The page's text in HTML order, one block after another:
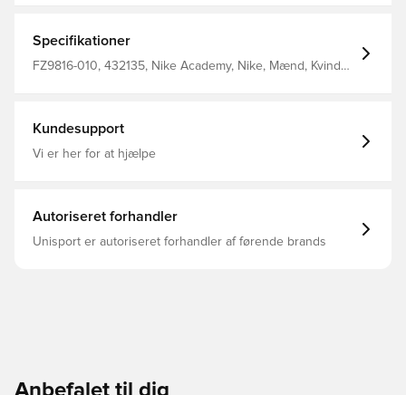
hurtigtørrende letvægtsmateriale, der transporterer fugt
væk fra kroppen og holder dig tør, komfortabel og
fokuseret hele tiden Lynlås ved anklerne Fremstillet af
Specifikationer
FZ9816-010, 432135, Nike Academy, Nike, Mænd, Kvinder,
Kundesupport
Vi er her for at hjælpe
Autoriseret forhandler
Unisport er autoriseret forhandler af førende brands
Anbefalet til dig